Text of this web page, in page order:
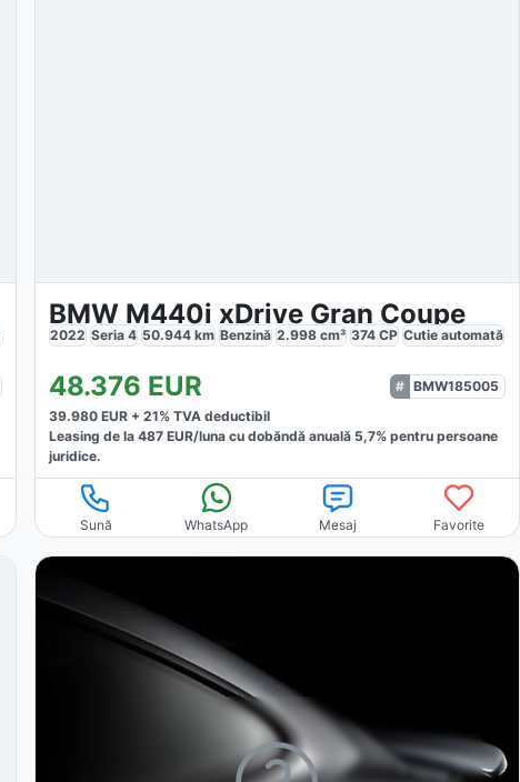
BMW M440i xDrive Gran Coupe
2022 Seria 4 50.944km Benzină 2.998cm³ 374CP Cutie automată
48.376 EUR
BMW185005
39.980EUR + 21% TVA deductibil
Leasing de la 487EUR/lunacu dobăndă anuală 5,7% pentru persoane
juridice.
Sună WhatsApp Mesaj Favorite